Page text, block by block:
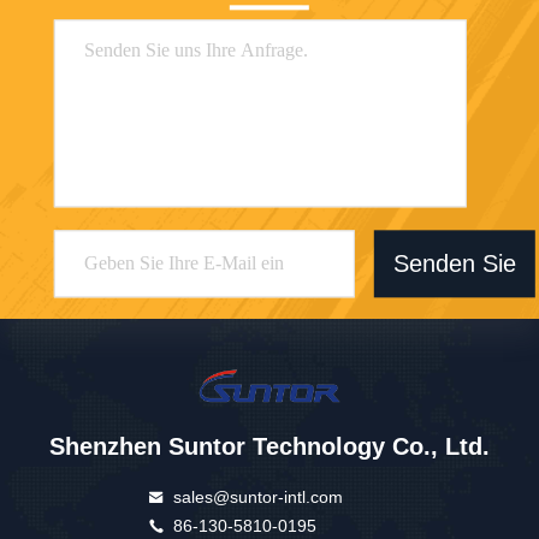
Senden Sie
Shenzhen Suntor Technology Co., Ltd.
sales@suntor-intl.com
86-130-5810-0195